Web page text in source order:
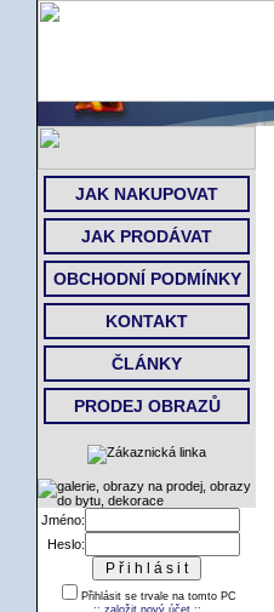
JAK NAKUPOVAT
JAK PRODÁVAT
OBCHODNÍ PODMÍNKY
KONTAKT
ČLÁNKY
PRODEJ OBRAZŮ
Jméno:
Heslo:
Přihlásit se trvale na tomto PC
:: založit nový účet ::